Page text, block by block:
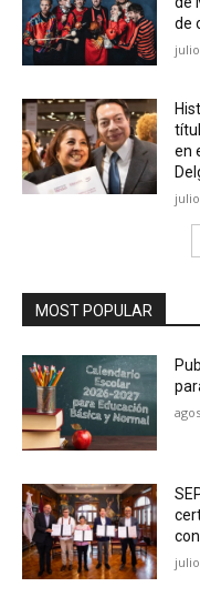
de
en
MOST POPULAR